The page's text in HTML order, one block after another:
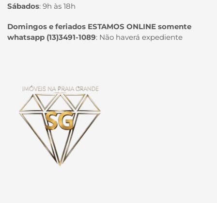
Sábados: 9h às 18h
Domingos e feriados ESTAMOS ONLINE somente
whatsapp (13)3491-1089: Não haverá expediente